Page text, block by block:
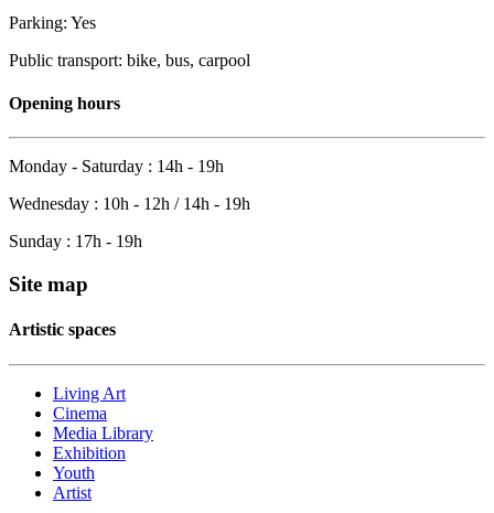
Parking: Yes
Public transport: bike, bus, carpool
Opening hours
Monday - Saturday : 14h - 19h
Wednesday : 10h - 12h / 14h - 19h
Sunday : 17h - 19h
Site map
Artistic spaces
Living Art
Cinema
Media Library
Exhibition
Youth
Artist